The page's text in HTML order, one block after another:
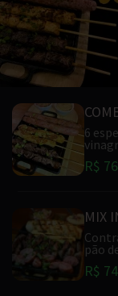
6
R$
MIX
pão
R$